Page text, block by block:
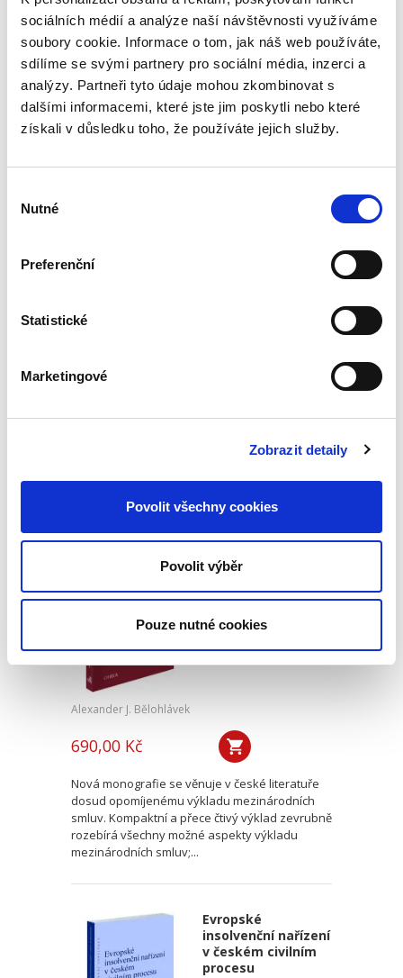
sociálních médií a analýze naší návštěvnosti využíváme
soubory cookie. Informace o tom, jak náš web používáte,
sdílíme se svými partnery pro sociální média, inzerci a
analýzy. Partneři tyto údaje mohou zkombinovat s
dalšími informacemi, které jste jim poskytli nebo které
získali v důsledku toho, že používáte jejich služby.
souhlasu
Nutné
Preferenční
Statistické
Marketingové
Zobrazit detaily
Povolit všechny cookies
Povolit výběr
Pouze nutné cookies
Právo Evropské unie v dnešní době významně
ovlivňuje bezmála všechna odvětví českého
právního řádu. Základem pro správný výklad
práva EU a porozumění korelaci mezi českým
právním řádem a právem EU...
390,00 Kč
nabízí praktický výklad všech aspektů, které s
zdánlivém a neplatném...
Výklad
mezinárodních
smluv
Alexander J. Bělohlávek
690,00 Kč
Nová monografie se věnuje v české literatuře
dosud opomíjenému výkladu mezinárodních
smluv. Kompaktní a přece čtivý výklad zevrubně
rozebírá všechny možné aspekty výkladu
mezinárodních smluv;...
Evropské
insolvenční nařízení
v českém civilním
procesu